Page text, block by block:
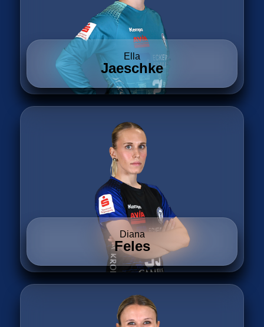
Ella
Jaeschke
Diana
Feles